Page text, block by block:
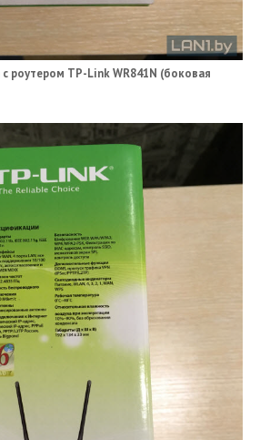
роутером TP-Link WR841N (боковая